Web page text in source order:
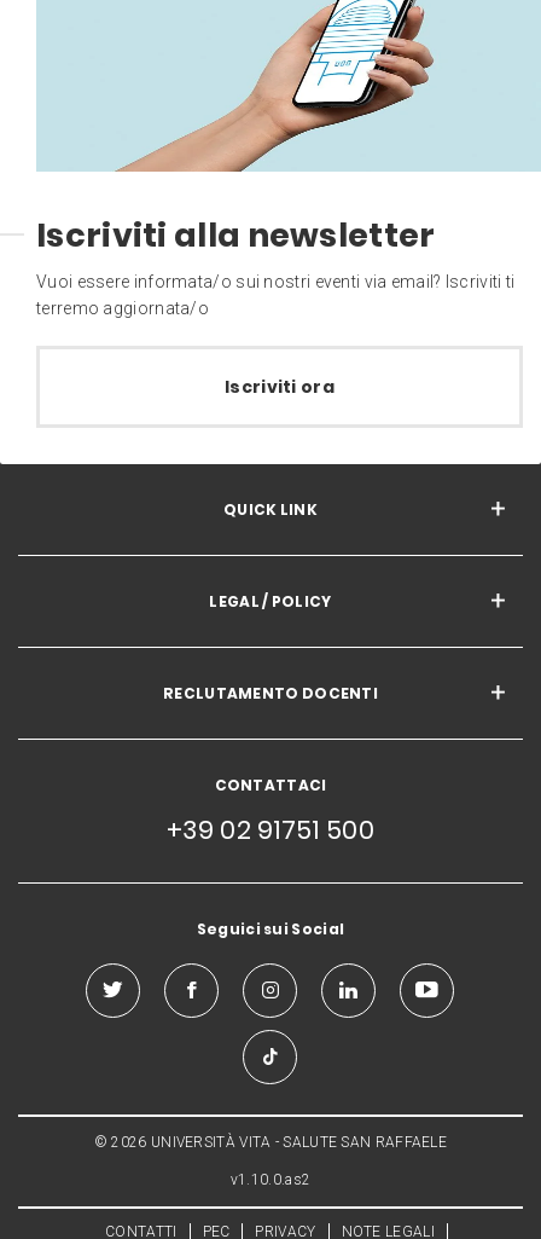
Iscriviti alla newsletter
Vuoi essere informata/o sui nostri eventi via email? Iscriviti ti
terremo aggiornata/o
Iscriviti ora
QUICK LINK
LEGAL / POLICY
RECLUTAMENTO DOCENTI
CONTATTACI
+39 02 91751 500
Seguici sui Social
© 2026 UNIVERSITÀ VITA - SALUTE SAN RAFFAELE
v1.10.0.as2
CONTATTI PEC PRIVACY NOTE LEGALI